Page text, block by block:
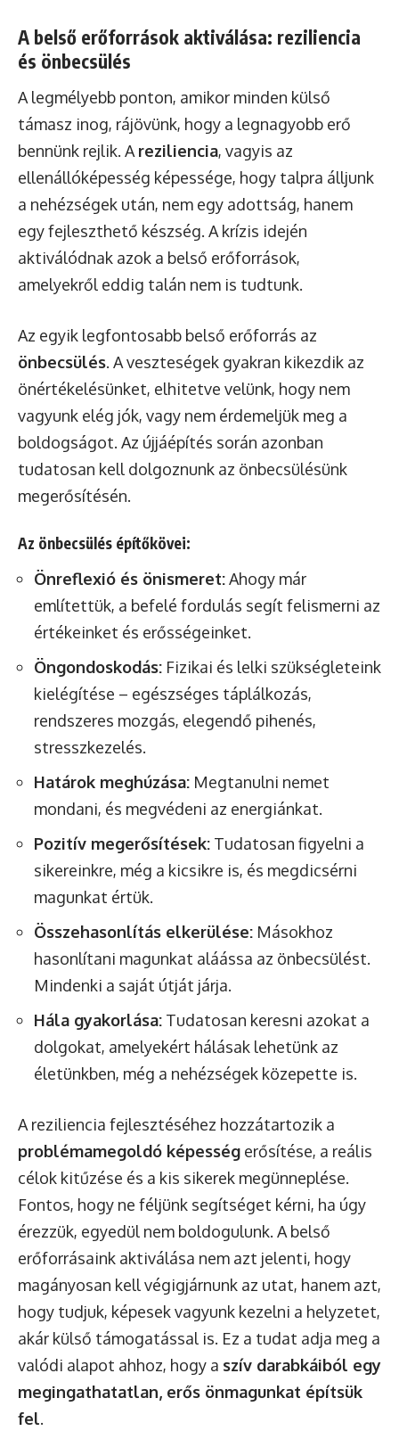
A belső erőforrások aktiválása: reziliencia
és önbecsülés
A legmélyebb ponton, amikor minden külső
támasz inog, rájövünk, hogy a legnagyobb erő
bennünk rejlik. A reziliencia, vagyis az
ellenállóképesség képessége, hogy talpra álljunk
a nehézségek után, nem egy adottság, hanem
egy fejleszthető készség. A krízis idején
aktiválódnak azok a belső erőforrások,
amelyekről eddig talán nem is tudtunk.
Az egyik legfontosabb belső erőforrás az
önbecsülés. A veszteségek gyakran kikezdik az
önértékelésünket, elhitetve velünk, hogy nem
vagyunk elég jók, vagy nem érdemeljük meg a
boldogságot. Az újjáépítés során azonban
tudatosan kell dolgoznunk az önbecsülésünk
megerősítésén.
Az önbecsülés építőkövei:
Önreflexió és önismeret:Ahogy már
említettük, a befelé fordulás segít felismerni az
értékeinket és erősségeinket.
Öngondoskodás: Fizikai és lelki szükségleteink
kielégítése – egészséges táplálkozás,
rendszeres mozgás, elegendő pihenés,
stresszkezelés.
Határok meghúzása: Megtanulni nemet
mondani, és megvédeni az energiánkat.
Pozitív megerősítések: Tudatosan figyelni a
sikereinkre, még a kicsikre is, és megdicsérni
magunkat értük.
Összehasonlítás elkerülése: Másokhoz
hasonlítani magunkat aláássa az önbecsülést.
Mindenki a saját útját járja.
Hála gyakorlása: Tudatosan keresni azokat a
dolgokat, amelyekért hálásak lehetünk az
életünkben, még a nehézségek közepette is.
A reziliencia fejlesztéséhez hozzátartozik a
problémamegoldó képesség erősítése, a reális
célok kitűzése és a kis sikerek megünneplése.
Fontos, hogy ne féljünk segítséget kérni, ha úgy
érezzük, egyedül nem boldogulunk. A belső
erőforrásaink aktiválása nem azt jelenti, hogy
magányosan kell végigjárnunk az utat, hanem azt,
hogy tudjuk, képesek vagyunk kezelni a helyzetet,
akár külső támogatással is. Ez a tudat adja meg a
valódi alapot ahhoz, hogy a szív darabkáiból egy
megingathatatlan, erős önmagunkat építsük
fel.